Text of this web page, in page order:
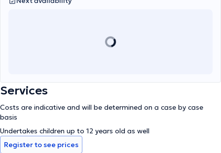
Services
Costs are indicative and will be determined on a case by case
basis
Undertakes children up to 12 years old as well
Register to see prices